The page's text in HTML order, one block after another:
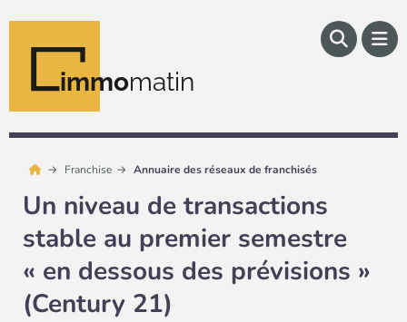
immomatin
Franchise Annuaire des réseaux de franchisés
Un niveau de transactions
stable au premier semestre
« en dessous des prévisions »
(Century 21)